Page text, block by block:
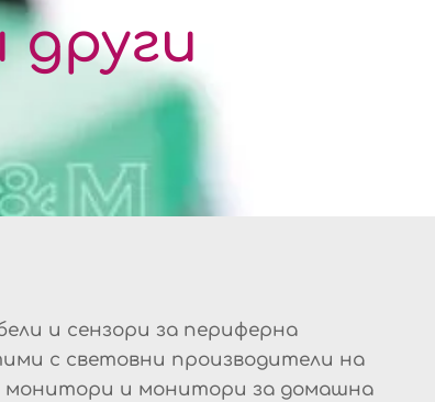
други
и сензори за периферна
с световни производители на
и монитори за домашна